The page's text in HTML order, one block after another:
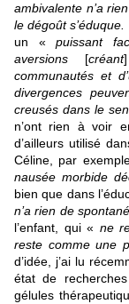
ambivalente n’a
le dégoût s’éduque.
un « puissant
aversions [créant
communautés et
divergences
creusés dans le
n’ont rien à voir
d’ailleurs utilisé
Céline, par
nausée morbide
bien que dans
n’a rien de spontané
l’enfant, qui « ne
reste comme une
d’idée, j’ai lu
état de
gélules